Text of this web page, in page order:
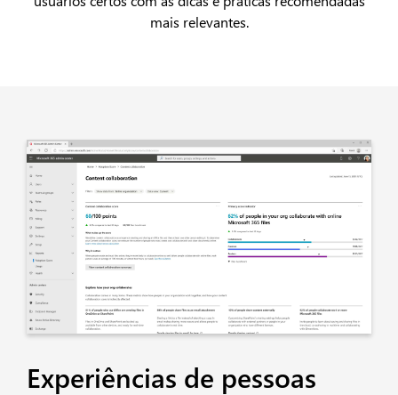
mais relevantes.
Experiências de pessoas